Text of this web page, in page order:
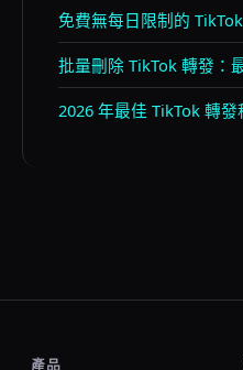
免費無每日限制的
批量刪除 TikTok 轉發：
2026 年最佳 TikTok 轉發
產品